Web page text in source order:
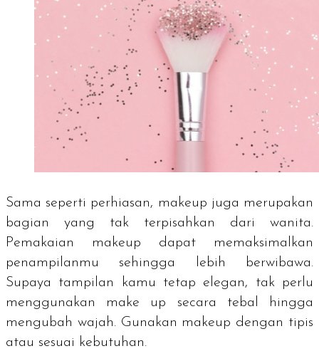
Sama seperti perhiasan, makeup juga merupakan
bagian yang tak terpisahkan dari wanita.
Pemakaian makeup dapat memaksimalkan
penampilanmu sehingga lebih berwibawa.
Supaya tampilan kamu tetap elegan, tak perlu
menggunakan make up secara tebal hingga
mengubah wajah. Gunakan makeup dengan tipis
atau sesuai kebutuhan.